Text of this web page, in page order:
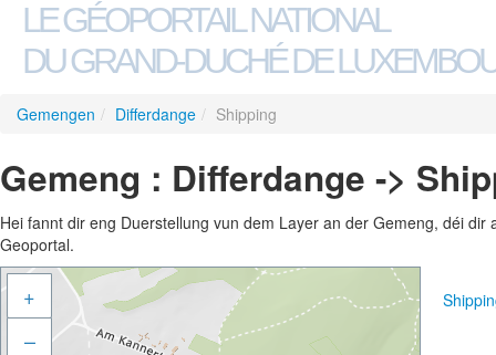
LE GÉOPORTAIL NATIONAL
DU GRAND-DUCHÉ DE
Gemengen / Differdange / Shipping
Gemeng : Differdange ->
Hei fannt dir eng Duerstellung vun dem Layer an der Gemeng, déi
Geoportal.
+
–